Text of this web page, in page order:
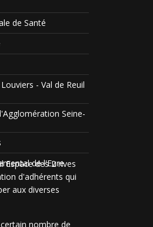
de Santé
- Val de Reuil
Seine-
de l'Eure
Espace des 2 rives
d'adhérents qui
aux diverses
nombre de